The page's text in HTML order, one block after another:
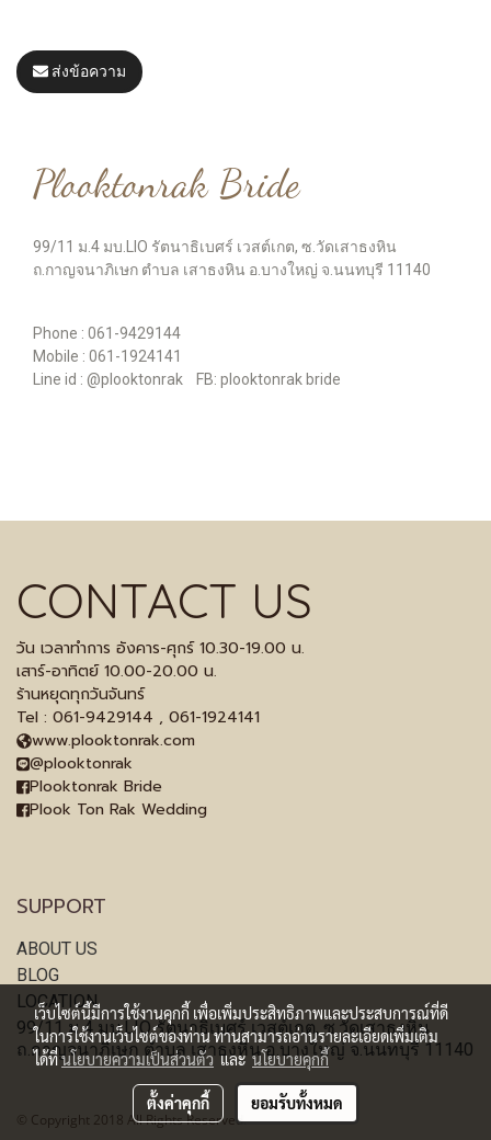
ส่งข้อความ
Plooktonrak Bride
99/11 ม.4 มบ.LIO รัตนาธิเบศร์ เวสต์เกต, ซ.วัดเสาธงหิน
ถ.กาญจนาภิเษก ตำบล เสาธงหิน อ.บางใหญ่ จ.นนทบุรี 11140
Phone : 061-9429144
Mobile : 061-1924141
Line id : @plooktonrak FB: plooktonrak bride
CONTACT US
วัน เวลาทำการ อังคาร-ศุกร์ 10.30-19.00 น.
เสาร์-อาทิตย์ 10.00-20.00 น.
ร้านหยุดทุกวันจันทร์
Tel : 061-9429144 , 061-1924141
www.plooktonrak.com
@plooktonrak
Plooktonrak Bride
Plook Ton Rak Wedding
SUPPORT
ABOUT US
BLOG
LOCATION
99/11 ม.4 มบ.LIO รัตนาธิเบศร์ เวสต์เกต, ซ.วัดเสาธงหิน
ถ.กาญจนาภิเษก ตำบล เสาธงหิน อ.บางใหญ่ จ.นนทบุรี 11140
© Copyright 2018 All Rights Reserved.
เว็บไซต์นี้มีการใช้งานคุกกี้ เพื่อเพิ่มประสิทธิภาพและประสบการณ์ที่ดี
ในการใช้งานเว็บไซต์ของท่าน ท่านสามารถอ่านรายละเอียดเพิ่มเติม
ได้ที่นโยบายความเป็นส่วนตัวและ นโยบายคุกกี้
ตั้งค่าคุกกี้ ยอมรับทั้งหมด